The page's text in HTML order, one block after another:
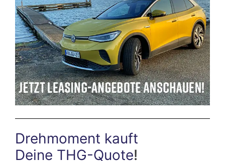
Drehmoment kauft
Deine THG-Quote!